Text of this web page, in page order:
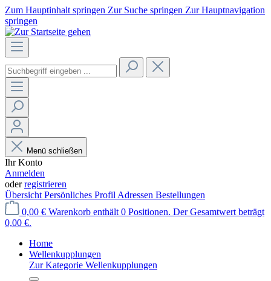
Zum Hauptinhalt springen Zur Suche springen Zur Hauptnavigation
springen
Menü schließen
Ihr Konto
Anmelden
oderregistrieren
Übersicht Persönliches Profil Adressen Bestellungen
0,00 € Warenkorb enthält 0 Positionen. Der Gesamtwert beträgt
0,00 €.
Home
Wellenkupplungen
Zur Kategorie Wellenkupplungen